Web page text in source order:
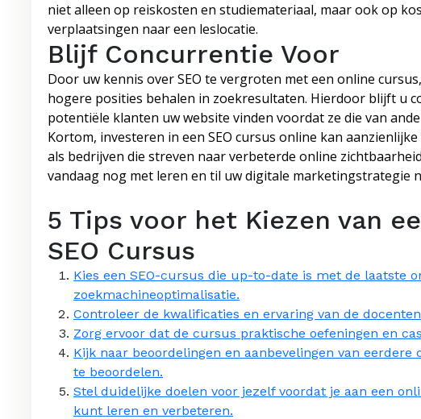
niet alleen op reiskosten en studiemateriaal, maar ook op
verplaatsingen naar een leslocatie.
Blijf Concurrentie Voor
Door uw kennis over SEO te vergroten met een online
hogere posities behalen in zoekresultaten. Hierdoor blijft u
potentiële klanten uw website vinden voordat ze die van
Kortom, investeren in een SEO cursus online kan
als bedrijven die streven naar verbeterde online
vandaag nog met leren en til uw digitale marketingstrategie
5 Tips voor het Kiezen van
SEO Cursus
Kies een SEO-cursus die up-to-date is met de laatste
zoekmachineoptimalisatie.
Controleer de kwalificaties en ervaring van de
Zorg ervoor dat de cursus praktische oefeningen en
Kijk naar beoordelingen en aanbevelingen van
te beoordelen.
Stel duidelijke doelen voor jezelf voordat je aan een
kunt leren en verbeteren.